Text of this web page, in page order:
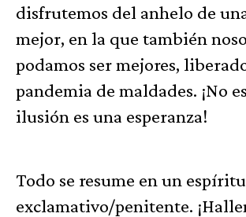
disfrutemos del anhelo de
mejor, en la que también
podamos ser mejores,
pandemia de maldades. ¡No
ilusión es una esperanza!
Todo se resume en un espíritu
exclamativo/penitente.